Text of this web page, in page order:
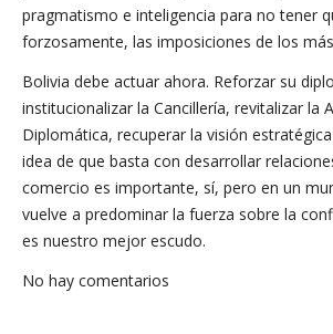
pragmatismo e inteligencia para no tener
forzosamente, las imposiciones de los
Bolivia debe actuar ahora. Reforzar su
institucionalizar la Cancillería, revitalizar la
Diplomática, recuperar la visión
idea de que basta con desarrollar
comercio es importante, sí, pero en un
vuelve a predominar la fuerza sobre la
es nuestro mejor escudo.
No hay comentarios